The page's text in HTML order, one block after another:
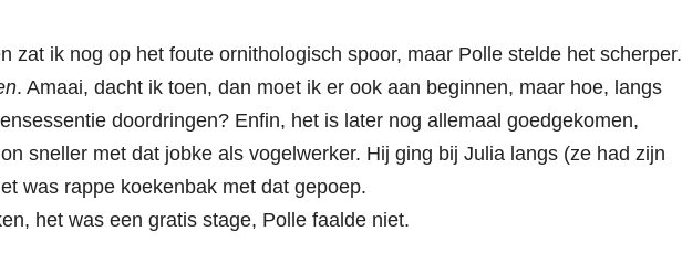
zat ik nog op het foute ornithologisch spoor, maar Polle stelde het scherper.
. Amaai, dacht ik toen, dan moet ik er ook aan beginnen, maar hoe, langs
doordringen? Enfin, het is later nog allemaal goedgekomen,
sneller met dat jobke als vogelwerker. Hij ging bij Julia langs (ze had zijn
was rappe koekenbak met dat gepoep.
het was een gratis stage, Polle faalde niet.